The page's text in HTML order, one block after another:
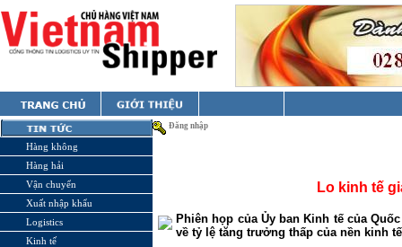
Hàng không
Hàng hải
Vận chuyển
Xuất nhập khẩu
Logistics
Kinh tế
Đăng nhập
Lo kinh tế
Phiên họp của Ủy ban Kinh tế của
về tỷ lệ tăng trưởng thấp của nền kinh